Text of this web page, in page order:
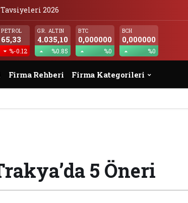
2026
PETROL
65,33
%-0.12
GR. ALTIN
4.035,10
%0.85
BTC
0,000000
%0
BCH
0,000000
%0
Firma Rehberi Firma Kategorileri
5 Öneri